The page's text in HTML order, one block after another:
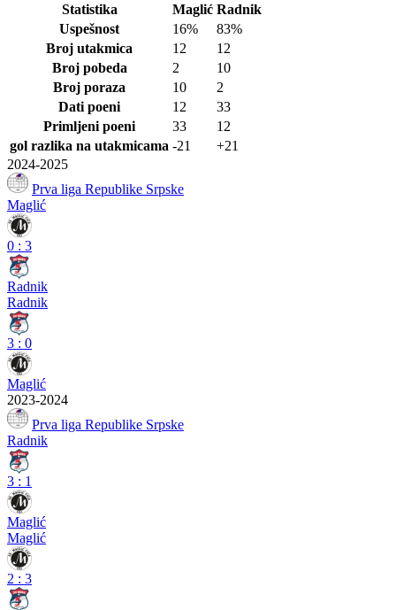
Statistika
Maglić Radnik
Uspešnost
16%
83%
Broj utakmica
12
12
Broj pobeda
2
10
Broj poraza
10
2
Dati poeni
12
33
Primljeni poeni
33
12
gol razlika na utakmicama -21
+21
2024-2025
Prva liga Republike Srpske
Maglić
0 : 3
Radnik
Radnik
3 : 0
Maglić
2023-2024
Prva liga Republike Srpske
Radnik
3 : 1
Maglić
Maglić
2 : 3